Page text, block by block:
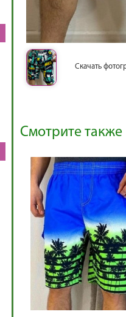
Скачать
Смотрите также